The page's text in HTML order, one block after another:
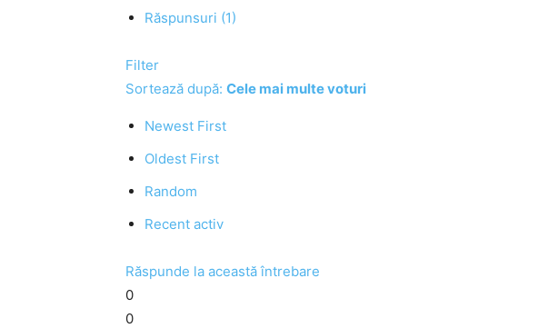
Răspunsuri (1)
Filter
Sortează după: Cele mai multe voturi
Newest First
Oldest First
Random
Recent activ
Răspunde la această întrebare
0
0